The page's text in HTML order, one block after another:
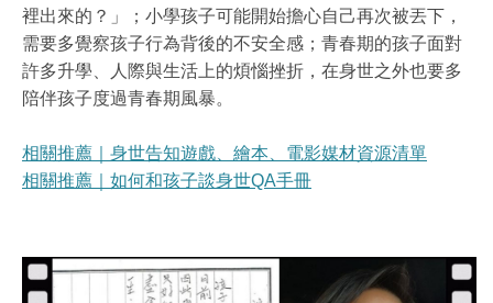
裡出來的？」；小學孩子可能開始擔心自己再次被丟下，
需要多覺察孩子行為背後的不安全感；青春期的孩子面對
許多升學、人際與生活上的煩惱挫折，在身世之外也要多
陪伴孩子度過青春期風暴。
相關推薦｜身世告知遊戲、繪本、電影媒材資源清單
相關推薦｜如何和孩子談身世QA手冊